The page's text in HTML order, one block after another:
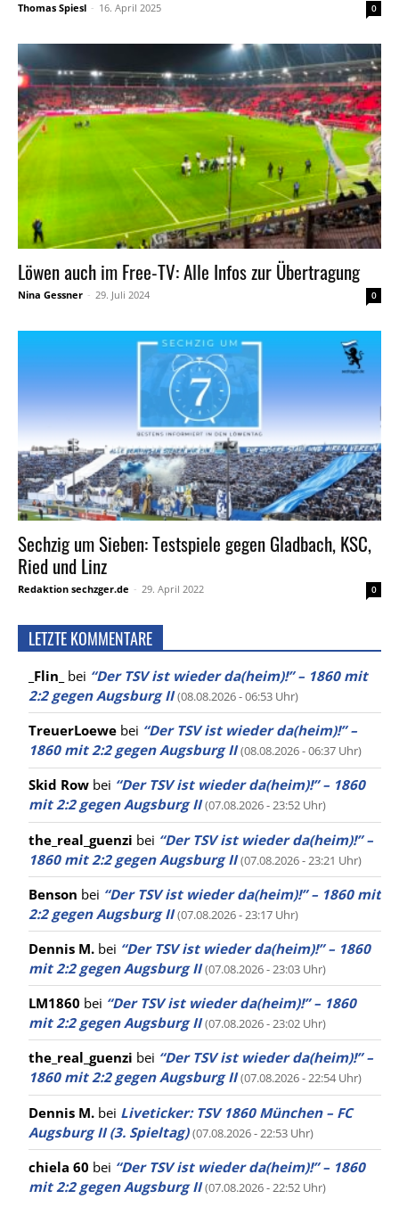
Thomas Spiesl - 16. April 2025 0
Löwen auch im Free-TV: Alle Infos zur Übertragung
Nina Gessner - 29. Juli 2024 0
Sechzig um Sieben: Testspiele gegen Gladbach, KSC,
Ried und Linz
Redaktion sechzger.de - 29. April 2022 0
LETZTE KOMMENTARE
_Flin_ bei “Der TSV ist wieder da(heim)!” – 1860 mit
2:2 gegen Augsburg II (08.08.2026 - 06:53 Uhr)
TreuerLoewe bei “Der TSV ist wieder da(heim)!” –
1860 mit 2:2 gegen Augsburg II (08.08.2026 - 06:37 Uhr)
Skid Row bei “Der TSV ist wieder da(heim)!” – 1860
mit 2:2 gegen Augsburg II (07.08.2026 - 23:52 Uhr)
the_real_guenzi bei “Der TSV ist wieder da(heim)!” –
1860 mit 2:2 gegen Augsburg II (07.08.2026 - 23:21 Uhr)
Benson bei “Der TSV ist wieder da(heim)!” – 1860 mit
2:2 gegen Augsburg II (07.08.2026 - 23:17 Uhr)
Dennis M. bei “Der TSV ist wieder da(heim)!” – 1860
mit 2:2 gegen Augsburg II (07.08.2026 - 23:03 Uhr)
LM1860 bei “Der TSV ist wieder da(heim)!” – 1860
mit 2:2 gegen Augsburg II (07.08.2026 - 23:02 Uhr)
the_real_guenzi bei “Der TSV ist wieder da(heim)!” –
1860 mit 2:2 gegen Augsburg II (07.08.2026 - 22:54 Uhr)
Dennis M. bei Liveticker: TSV 1860 München – FC
Augsburg II (3. Spieltag) (07.08.2026 - 22:53 Uhr)
chiela 60 bei “Der TSV ist wieder da(heim)!” – 1860
mit 2:2 gegen Augsburg II (07.08.2026 - 22:52 Uhr)